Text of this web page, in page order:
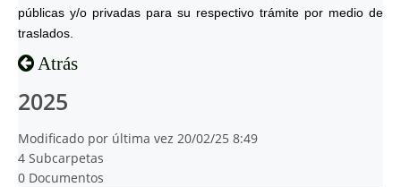
públicas y/o privadas para su respectivo trámite por medio de
traslados.
Atrás
2025
Modificado por última vez 20/02/25 8:49
4 Subcarpetas
0 Documentos